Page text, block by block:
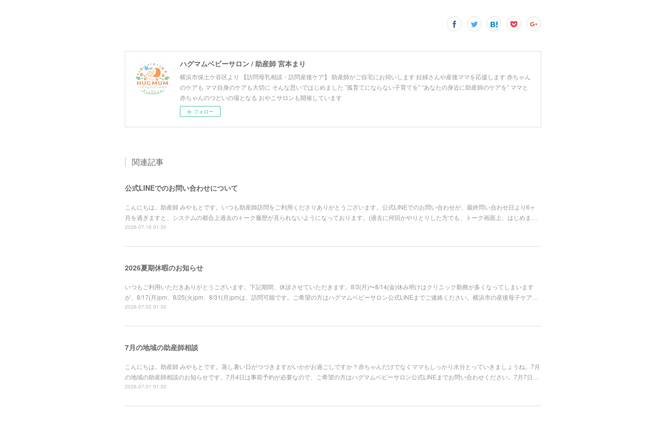
ハグマムベビーサロン / 助産師 宮本まり
横浜市保土ケ谷区より 【訪問母乳相談・訪問産後ケア】 助産師がご自宅にお伺いします 妊婦さんや産後ママを応援します 赤ちゃん
のケアも ママ自身のケアも大切に そんな思いではじめました ”孤育てにならない子育てを” “あなたの身近に助産師のケアを” ママと
赤ちゃんのつどいの場となる おやこサロンも開催しています
フォロー
関連記事
公式LINEでのお問い合わせについて
こんにちは。助産師 みやもとです。いつも助産師訪問をご利用くださりありがとうございます。公式LINEでのお問い合わせが、最終問い合わせ日より6ヶ
月を過ぎますと、システムの都合上過去のトーク履歴が見られないようになっております。(過去に何回かやりとりした方でも、トーク画面上、はじめま…
2026.07.16 01:30
2026夏期休暇のお知らせ
いつもご利用いただきありがとうございます。下記期間、休診させていただきます。8/3(月)〜8/14(金)休み明けはクリニック勤務が多くなってしまいます
が、8/17(月)pm、8/25(火)pm、8/31(月)pmは、訪問可能です。ご希望の方はハグマムベビーサロン公式LINEまでご連絡ください。横浜市の産後母子ケア…
2026.07.02 01:30
7月の地域の助産師相談
こんにちは。助産師 みやもとです。蒸し暑い日がつづきますがいかがお過ごしですか？赤ちゃんだけでなくママもしっかり水分とっていきましょうね。7月
の地域の助産師相談のお知らせです。7月4日は事前予約が必要なので、ご希望の方はハグマムベビーサロン公式LINEまでお問い合わせください。7月7日…
2026.07.01 01:30